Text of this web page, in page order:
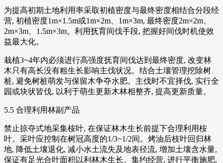
为提高初期土地利用率采取初植密度与最终密度相结合分段经
营, 初植密度1m×1.5m或1m×2m、1m×3m, 最终密度2m×2m、
2m×3m、1.5m×3m。利用抚育间伐手段, 把握好间伐时机使效
益最大化。
栽植3~4年内必须进行高强度抚育间伐达到最终密度, 改变林
木只有高长没有粗生长影响主伐状况。结合土壤管理挖除树
桩, 避免树桩萌发与保留木争夺水肥。主伐时不宜择伐, 实行全
园或块状皆伐, 以利于萌生更新木林相整齐, 提高更新质量。
5.5 合理利用林副产品
禁止掠夺式地采集桉叶, 在保证林木生长前提下合理利用桉
叶。采叶应控制在树冠高度的1/3~1/2间。烤油后枝叶回归林
地, 降低土壤退化, 减小水土流失及地表径流, 增加土壤含水量,
保证有足光合叶面积以利林木生长。集约经营, 进行平衡施肥,